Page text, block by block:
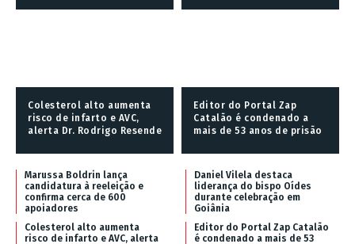
Colesterol alto aumenta
risco de infarto e AVC,
alerta Dr. Rodrigo Resende
Editor do Portal Zap
Catalão é condenado a
mais de 53 anos de prisão
Marussa Boldrin lança
candidatura à reeleição e
confirma cerca de 600
apoiadores
Daniel Vilela destaca
liderança do bispo Oídes
durante celebração em
Goiânia
Colesterol alto aumenta
risco de infarto e AVC, alerta
Editor do Portal Zap Catalão
é condenado a mais de 53